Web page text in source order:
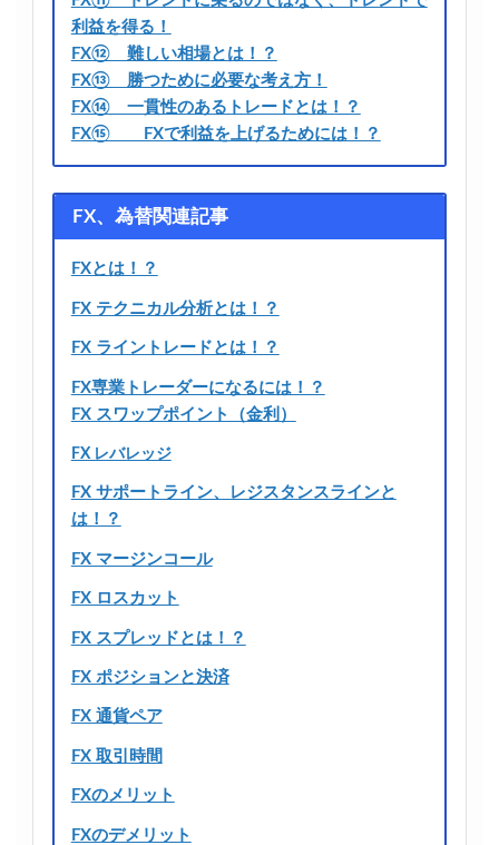
利益を得る！
FX⑫ 難しい相場とは！？
FX⑬ 勝つために必要な考え方！
FX⑭ 一貫性のあるトレードとは！？
FX⑮ FXで利益を上げるためには！？
FX、為替関連記事
FXとは！？
FX テクニカル分析とは！？
FX ライントレードとは！？
FX専業トレーダーになるには！？
FX スワップポイント（金利）
FX レバレッジ
FX サポートライン、レジスタンスラインと
は！？
FX マージンコール
FX ロスカット
FX スプレッドとは！？
FX ポジションと決済
FX 通貨ペア
FX 取引時間
FXのメリット
FXのデメリット